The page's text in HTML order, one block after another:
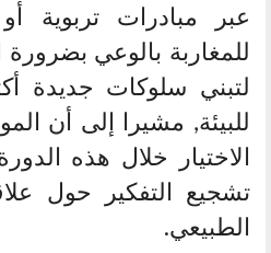
عبر مبادرات
للمغاربة بالوعي
لتبني سلوكات جديدة
للبيئة, مشيرا إلى أن
الاختيار خلال هذه
تشجيع التفكير حول
الطبيعي.